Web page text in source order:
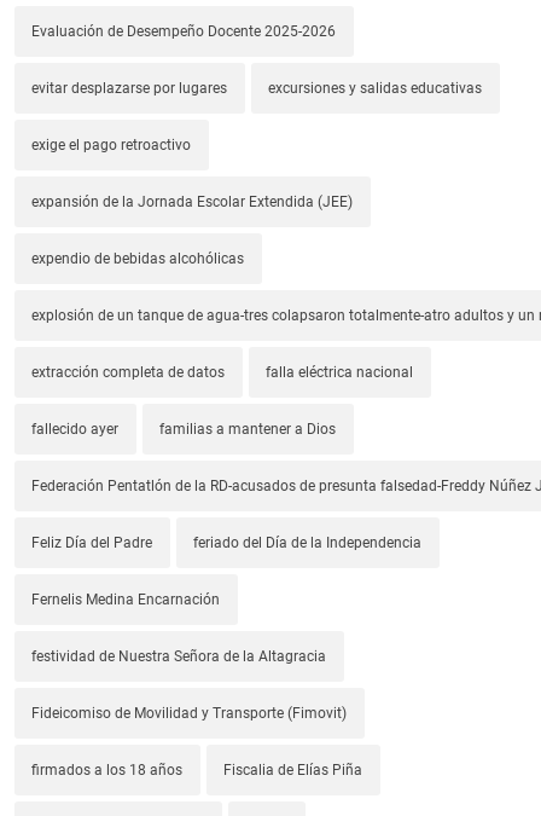
Evaluación de Desempeño Docente 2025-2026
evitar desplazarse por lugares excursiones y salidas educativas
exige el pago retroactivo
expansión de la Jornada Escolar Extendida (JEE)
expendio de bebidas alcohólicas
explosión de un tanque de agua-tres colapsaron totalmente-atro adultos y un
extracción completa de datos falla eléctrica nacional
fallecido ayer familias a mantener a Dios
Federación Pentatlón de la RD-acusados de presunta falsedad-Freddy Núñez
Feliz Día del Padre feriado del Día de la Independencia
Fernelis Medina Encarnación
festividad de Nuestra Señora de la Altagracia
Fideicomiso de Movilidad y Transporte (Fimovit)
firmados a los 18 años Fiscalia de Elías Piña